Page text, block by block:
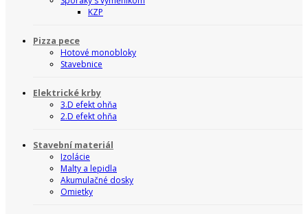
KZP
Pizza pece
Hotové monobloky
Stavebnice
Elektrické krby
3.D efekt ohňa
2.D efekt ohňa
Stavební materiál
Izolácie
Malty a lepidla
Akumulačné dosky
Omietky